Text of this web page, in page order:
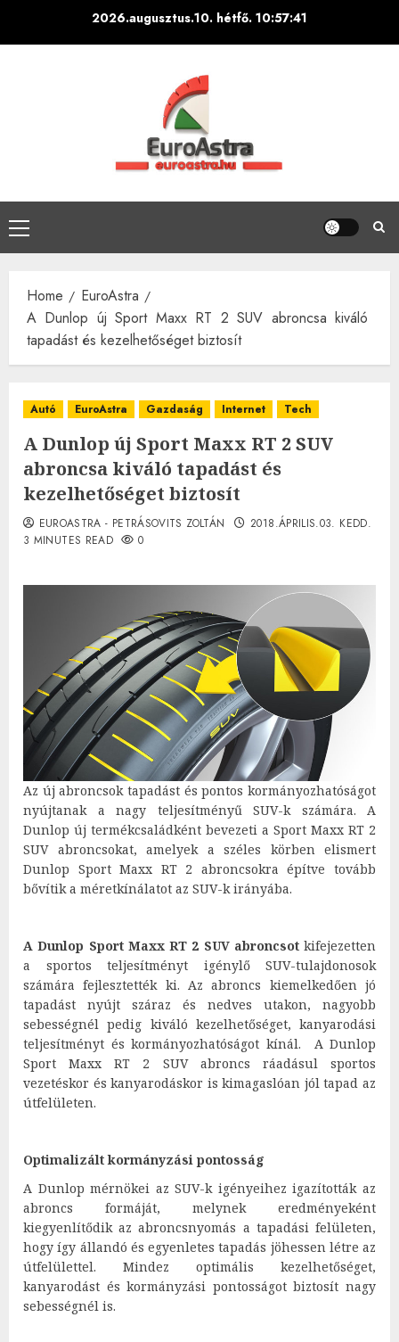
2026.augusztus.10. hétfő. 10:57:42
Primary
Menu
Home
EuroAstra
A Dunlop új Sport Maxx RT 2 SUV abroncsa kiváló
tapadást és kezelhetőséget biztosít
Autó EuroAstra Gazdaság Internet Tech
A Dunlop új Sport Maxx RT 2 SUV
abroncsa kiváló tapadást és
kezelhetőséget biztosít
EUROASTRA - PETRÁSOVITS ZOLTÁN
2018.ÁPRILIS.03. KEDD.
3 MINUTES READ
0
Az új abroncsok tapadást és pontos kormányozhatóságot
nyújtanak a nagy teljesítményű SUV-k számára. A
Dunlop új termékcsaládként bevezeti a Sport Maxx RT 2
SUV abroncsokat, amelyek a széles körben elismert
Dunlop Sport Maxx RT 2 abroncsokra építve tovább
bővítik a méretkínálatot az SUV-k irányába.
A Dunlop Sport Maxx RT 2 SUV abroncsotkifejezetten
a sportos teljesítményt igénylő SUV-tulajdonosok
számára fejlesztették ki. Az abroncs kiemelkedően jó
tapadást nyújt száraz és nedves utakon, nagyobb
sebességnél pedig kiváló kezelhetőséget, kanyarodási
teljesítményt és kormányozhatóságot kínál. A Dunlop
Sport Maxx RT 2 SUV abroncs ráadásul sportos
vezetéskor és kanyarodáskor is kimagaslóan jól tapad az
útfelületen.
Optimalizált kormányzási pontosság
A Dunlop mérnökei az SUV-k igényeihez igazították az
abroncs formáját, melynek eredményeként
kiegyenlítődik az abroncsnyomás a tapadási felületen,
hogy így állandó és egyenletes tapadás jöhessen létre az
útfelülettel. Mindez optimális kezelhetőséget,
kanyarodást és kormányzási pontosságot biztosít nagy
sebességnél is.